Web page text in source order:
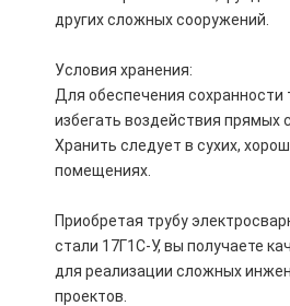
других сложных сооружений.
Условия хранения:
Для обеспечения сохранности
избегать воздействия прямых
Хранить следует в сухих,
помещениях.
Приобретая трубу
стали 17Г1С-У, вы получаете
для реализации сложных
проектов.